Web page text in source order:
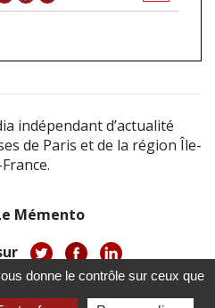
indépendant d’actualité
de Paris et de la région Île-
Mémento
donne le contrôle sur ceux que